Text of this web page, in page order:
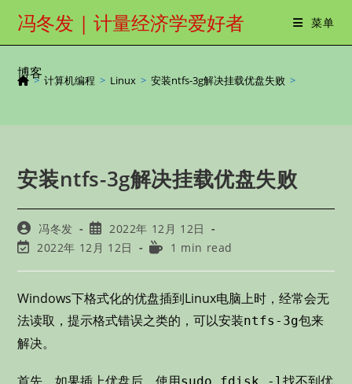
content
冯冬发 | 计量经济学爱好者 菜单
博客
> 计算机编程 > Linux > 安装ntfs-3g解决挂载优盘失败 >
安装ntfs-3g解决挂载优盘失败
Post
author:
冯冬发
Post
published:
2022年 12月 12日
Post
modified:
2022年 12月 12日
Reading1 min read
Windows下格式化的优盘插到Linux电脑上时，经常会无
法读取，提示格式错误之类的，可以安装ntfs-3g包来
解决。